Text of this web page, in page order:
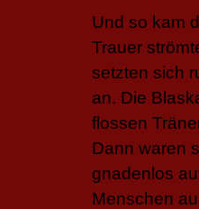
Und so kam
Trauer
setzten sich
an. Die
flossen
Dann waren
gnadenlos
Menschen